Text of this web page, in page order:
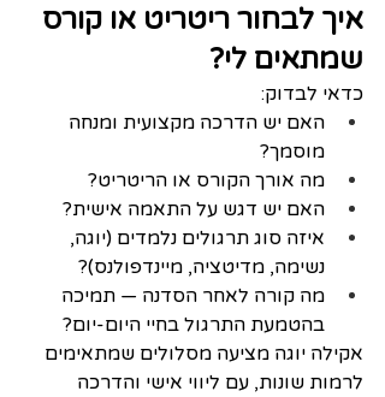
איך לבחור ריטריט או קורס
שמתאים לי?
כדאי לבדוק:
האם יש הדרכה מקצועית ומנחה
מוסמך?
מה אורך הקורס או הריטריט?
האם יש דגש על התאמה אישית?
איזה סוג תרגולים נלמדים (יוגה,
נשימה, מדיטציה, מיינדפולנס)?
מה קורה לאחר הסדנה — תמיכה
בהטמעת התרגול בחיי היום‑יום?
אקילה יוגה מציעה מסלולים שמתאימים
לרמות שונות, עם ליווי אישי והדרכה